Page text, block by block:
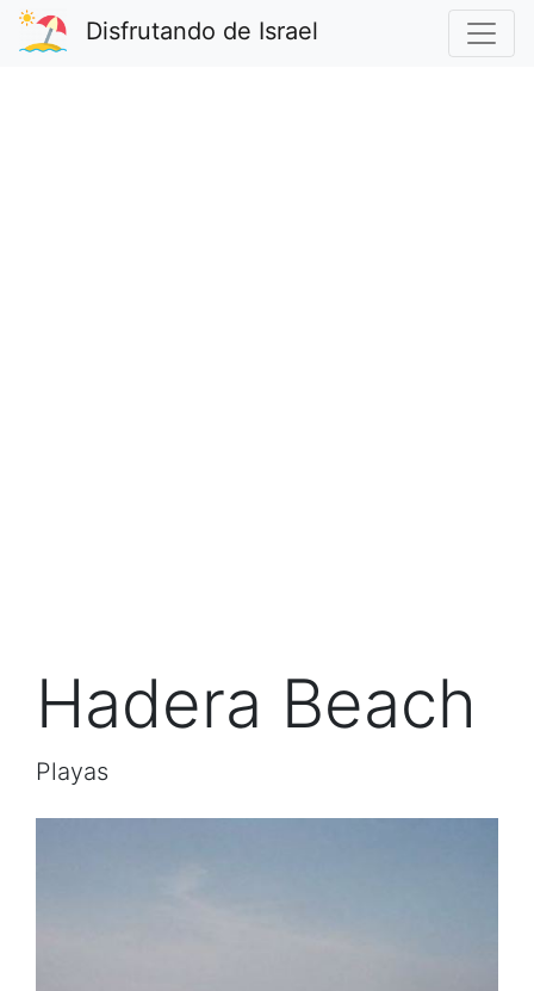
Disfrutando de Israel
Hadera Beach
Playas